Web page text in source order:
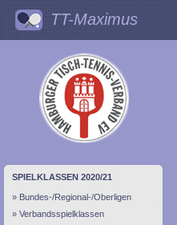
TT-Maximus
SPIELKLASSEN 2020/21
Bundes-/Regional-/Oberligen
Verbandsspielklassen